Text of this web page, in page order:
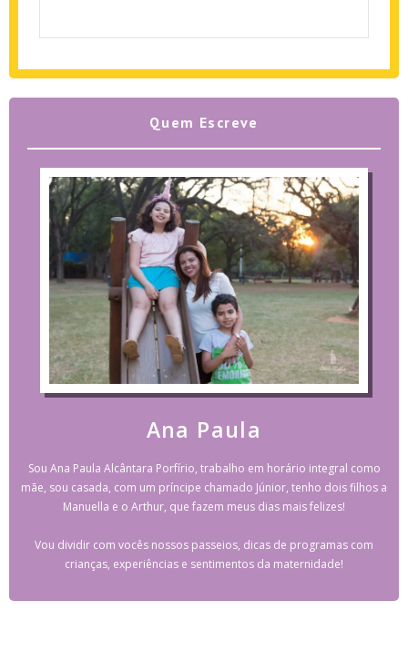
Quem Escreve
Ana Paula
Sou Ana Paula Alcântara Porfírio, trabalho em horário integral como
mãe, sou casada, com um príncipe chamado Júnior, tenho dois filhos a
Manuella e o Arthur, que fazem meus dias mais felizes!
Vou dividir com vocês nossos passeios, dicas de programas com
crianças, experiências e sentimentos da maternidade!